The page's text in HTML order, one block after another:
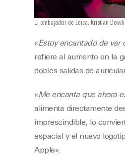
El embajador de Leica, Kristian
«Estoy encantado de ver
refiere al aumento en la
dobles salidas de
«Me encanta que ahora
alimenta directamente
imprescindible, lo
espacial y el nuevo
Apple».